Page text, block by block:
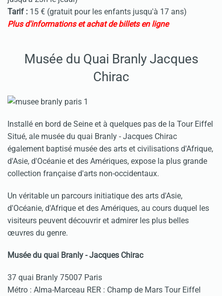
Tarif : 15 € (gratuit pour les enfants jusqu'à 17 ans)
Plus d'informations et achat de billets en ligne
Musée du Quai Branly Jacques
Chirac
Installé en bord de Seine et à quelques pas de la Tour Eiffel
Situé, ale musée du quai Branly - Jacques Chirac
également baptisé musée des arts et civilisations d'Afrique,
d'Asie, d'Océanie et des Amériques, expose la plus grande
collection française d'arts non-occidentaux.
Un véritable un parcours initiatique des arts d'Asie,
d'Océanie, d'Afrique et des Amériques, au cours duquel les
visiteurs peuvent découvrir et admirer les plus belles
œuvres du genre.
Musée du quai Branly - Jacques Chirac
37 quai Branly 75007 Paris
Métro : Alma-Marceau RER : Champ de Mars Tour Eiffel